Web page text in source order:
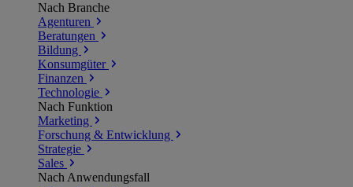
Nach Branche
Agenturen
Beratungen
Bildung
Konsumgüter
Finanzen
Technologie
Nach Funktion
Marketing
Forschung & Entwicklung
Strategie
Sales
Nach Anwendungsfall